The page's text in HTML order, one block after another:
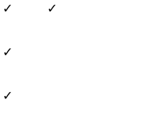
✓ ✓
✓
✓